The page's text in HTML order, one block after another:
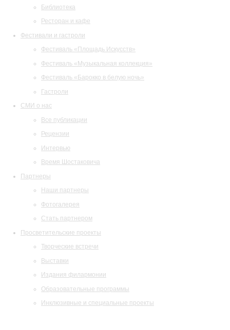
Библиотека
Ресторан и кафе
Фестивали и гастроли
Фестиваль «Площадь Искусств»
Фестиваль «Музыкальная коллекция»
Фестиваль «Барокко в белую ночь»
Гастроли
СМИ о нас
Все публикации
Рецензии
Интервью
Время Шостаковича
Партнеры
Наши партнеры
Фотогалерея
Стать партнером
Просветительские проекты
Творческие встречи
Выставки
Издания филармонии
Образовательные программы
Инклюзивные и специальные проекты